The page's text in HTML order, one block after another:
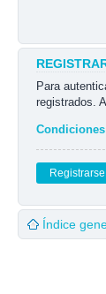
Para
registrados.
Registrarse
Índice